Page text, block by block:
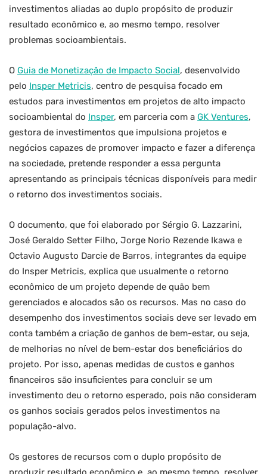
investimentos aliadas ao duplo propósito de produzir
resultado econômico e, ao mesmo tempo, resolver
problemas socioambientais.
O Guia de Monetização de Impacto Social, desenvolvido
pelo Insper Metricis, centro de pesquisa focado em
estudos para investimentos em projetos de alto impacto
socioambiental do Insper, em parceria com a GK Ventures,
gestora de investimentos que impulsiona projetos e
negócios capazes de promover impacto e fazer a diferença
na sociedade, pretende responder a essa pergunta
apresentando as principais técnicas disponíveis para medir
o retorno dos investimentos sociais.
O documento, que foi elaborado por Sérgio G. Lazzarini,
José Geraldo Setter Filho, Jorge Norio Rezende Ikawa e
Octavio Augusto Darcie de Barros, integrantes da equipe
do Insper Metricis, explica que usualmente o retorno
econômico de um projeto depende de quão bem
gerenciados e alocados são os recursos. Mas no caso do
desempenho dos investimentos sociais deve ser levado em
conta também a criação de ganhos de bem-estar, ou seja,
de melhorias no nível de bem-estar dos beneficiários do
projeto. Por isso, apenas medidas de custos e ganhos
financeiros são insuficientes para concluir se um
investimento deu o retorno esperado, pois não consideram
os ganhos sociais gerados pelos investimentos na
população-alvo.
Os gestores de recursos com o duplo propósito de